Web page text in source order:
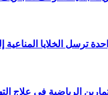
ترسل الخلايا المناعية
الرياضية في علاج